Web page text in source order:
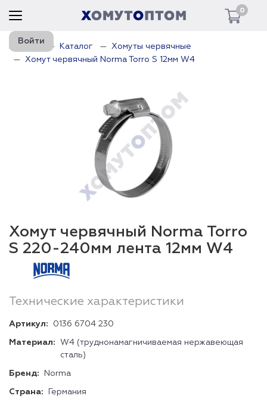
0
Войти
Главная Каталог
Хомуты червячные
Хомут червячный Norma Torro S 12мм W4
Хомут червячный Norma Torro
S 220-240мм лента 12мм W4
Технические характеристики
Артикул: 0136 6704 230
Материал:
W4 (труднонамагничиваемая нержавеющая
сталь)
Бренд: Norma
Страна: Германия